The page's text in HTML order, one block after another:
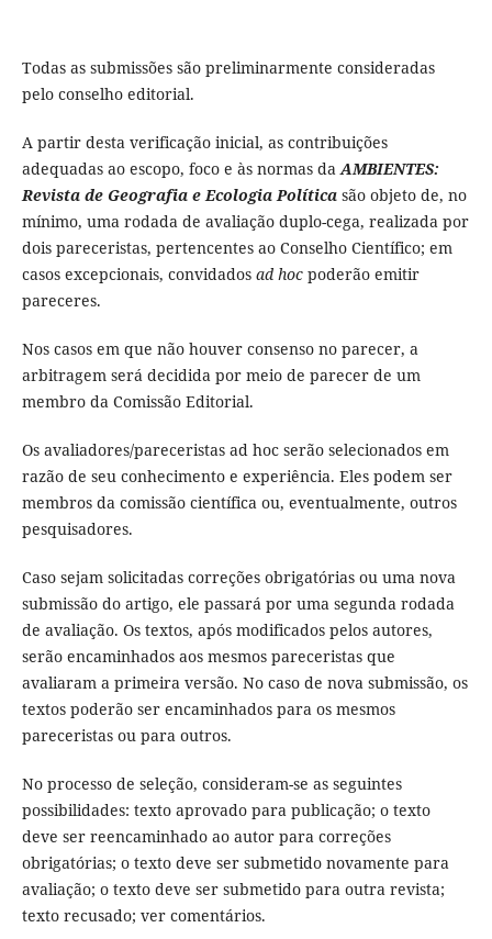
Todas as submissões são preliminarmente consideradas
pelo conselho editorial.
A partir desta verificação inicial, as contribuições
adequadas ao escopo, foco e às normas daAMBIENTES:
Revista de Geografia e Ecologia Políticasão objeto de, no
mínimo, uma rodada de avaliação duplo-cega, realizada por
dois pareceristas, pertencentes ao Conselho Científico; em
casos excepcionais, convidados ad hocpoderão emitir
pareceres.
Nos casos em que não houver consenso no parecer, a
arbitragem será decidida por meio de parecer de um
membro da Comissão Editorial.
Os avaliadores/pareceristas ad hoc serão selecionados em
razão de seu conhecimento e experiência. Eles podem ser
membros da comissão científica ou, eventualmente, outros
pesquisadores.
Caso sejam solicitadas correções obrigatórias ou uma nova
submissão do artigo, ele passará por uma segunda rodada
de avaliação. Os textos, após modificados pelos autores,
serão encaminhados aos mesmos pareceristas que
avaliaram a primeira versão. No caso de nova submissão, os
textos poderão ser encaminhados para os mesmos
pareceristas ou para outros.
No processo de seleção, consideram-se as seguintes
possibilidades: texto aprovado para publicação; o texto
deve ser reencaminhado ao autor para correções
obrigatórias; o texto deve ser submetido novamente para
avaliação; o texto deve ser submetido para outra revista;
texto recusado; ver comentários.